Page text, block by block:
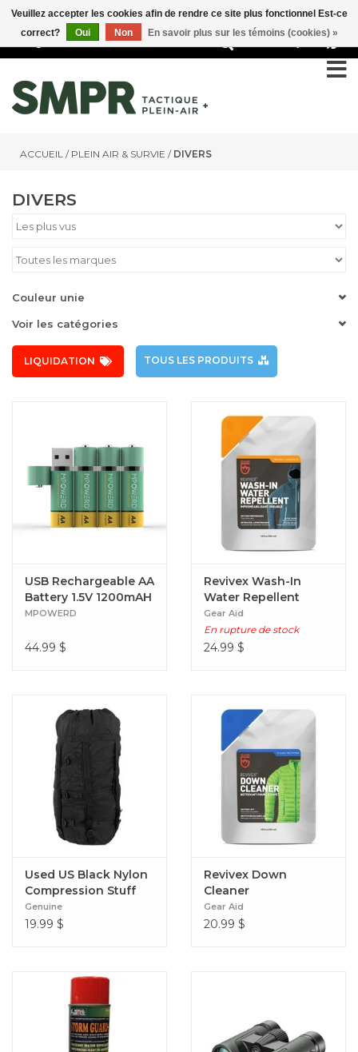
0
ACCUEIL / PLEIN AIR & SURVIE / DIVERS
DIVERS
Couleur unie
Voir les catégories
LIQUIDATION TOUS LES PRODUITS
USB Rechargeable AA
Battery 1.5V 1200mAH
MPOWERD
44.99 $
Revivex Wash-In
Water Repellent
Gear Aid
En rupture de stock
24.99 $
Used US Black Nylon
Compression Stuff
Sack
Genuine
19.99 $
Revivex Down
Cleaner
Gear Aid
20.99 $
Veuillez accepter les cookies afin de rendre ce site plus fonctionnel Est-ce
correct?
Oui Non En savoir plus sur les témoins (cookies) »